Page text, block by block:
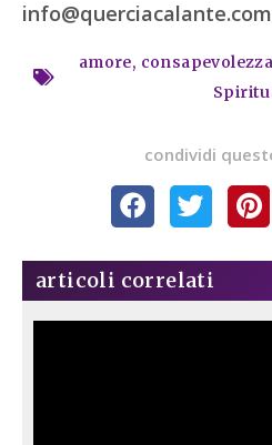
info@querciacalante.com
amore, consapevolezza
condividi
articoli correlati